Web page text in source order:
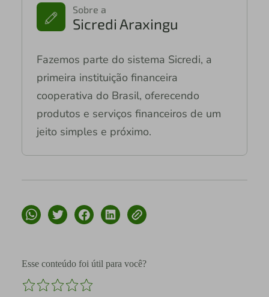
Sobre a
Sicredi Araxingu
Fazemos parte do sistema Sicredi, a
primeira instituição financeira
cooperativa do Brasil, oferecendo
produtos e serviços financeiros de um
jeito simples e próximo.
Esse conteúdo foi útil para você?